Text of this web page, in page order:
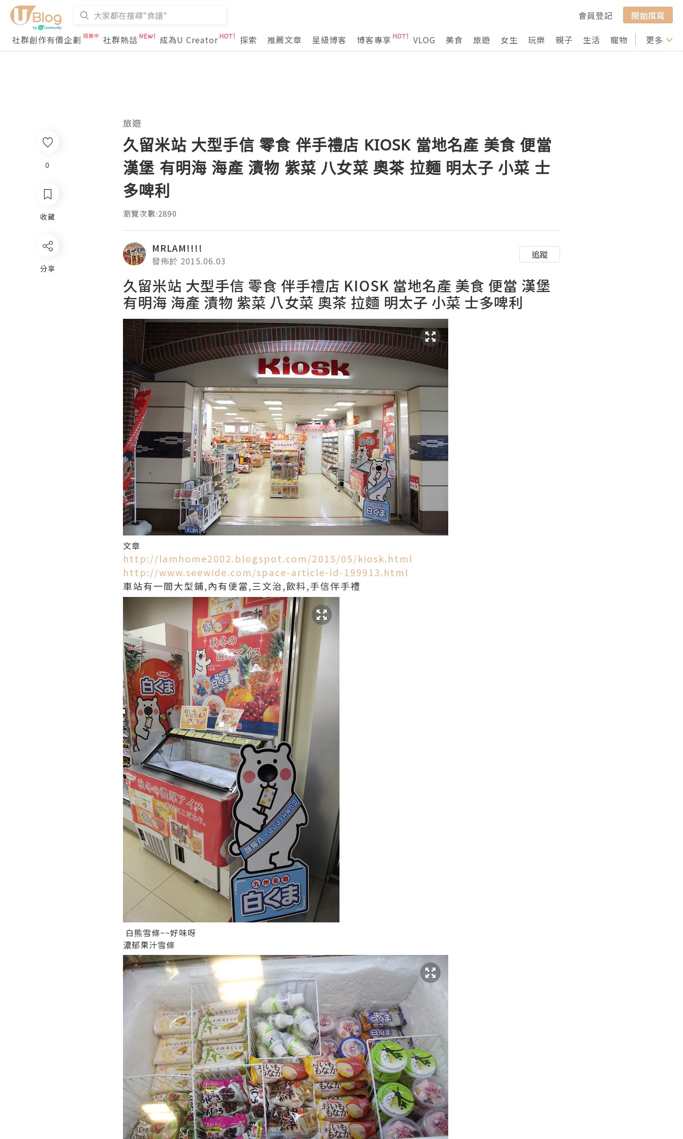
會員登記
開始撰寫
社群創作有價企劃
社群熱話 成為U Creator 探索 推薦文章 星級博客 博客專享 VLOG 美食 旅遊 女生 玩樂 親子 生活 寵物 行山 打卡
更多
0
收藏
分享
旅遊
久留米站 大型手信 零食 伴手禮店 KIOSK 當地名產 美食 便當
漢堡 有明海 海產 漬物 紫菜 八女菜 奧茶 拉麵 明太子 小菜 士
多啤利
瀏覽次數:2890
MRLAM!!!!
發佈於 2015.06.03
追蹤
久留米站 大型手信 零食 伴手禮店 KIOSK 當地名產 美食 便當 漢堡
有明海 海產 漬物 紫菜 八女菜 奧茶 拉麵 明太子 小菜 士多啤利
文章
http://lamhome2002.blogspot.com/2015/05/kiosk.html
http://www.seewide.com/space-article-id-199913.html
車站有一間大型鋪,內有便當,三文治,飲料,手信伴手禮
白熊雪條~~好味呀
濃郁果汁雪條